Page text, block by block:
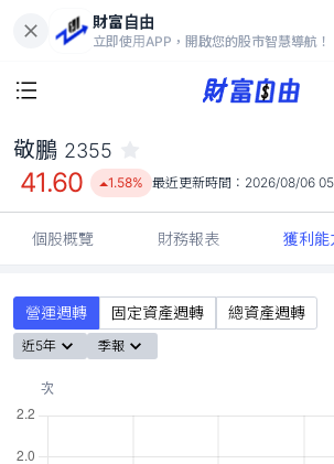
財富自由
立即使用APP，開啟您的股市智慧導航！
41.60
1.58%
敬鵬 2355
41.60 1.58% 最近更新時間： 2026/08/06
個股概覽 財務報表 獲利能
營運週轉 固定資產週轉 總資產週轉
近5年 季報